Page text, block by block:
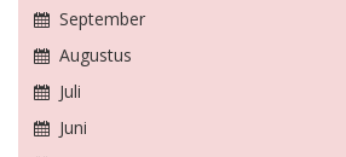
September
Augustus
Juli
Juni